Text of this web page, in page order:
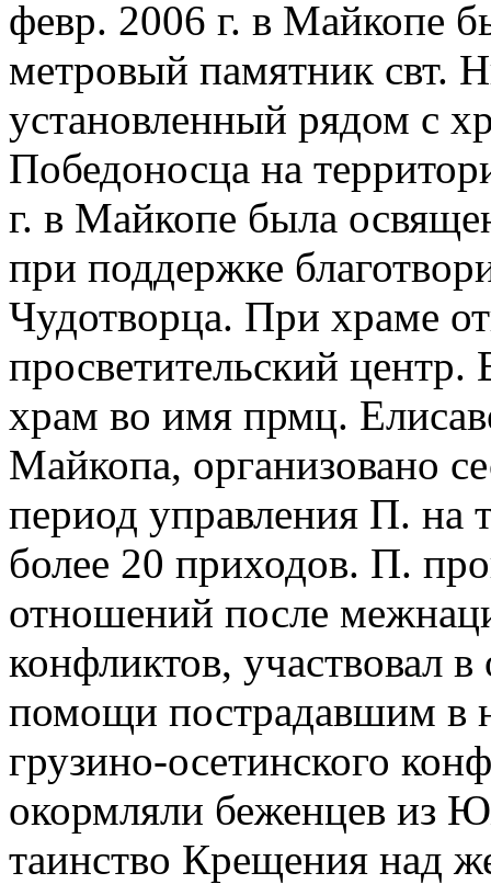
февр. 2006 г. в Майкопе
метровый памятник свт.
установленный рядом с
Победоносца на
г. в Майкопе была
при поддержке
Чудотворца. При храме
просветительский
храм во имя прмц.
Майкопа, организовано
период управления П. на
более 20 приходов. П.
отношений после
конфликтов, участвовал
помощи пострадавшим в
грузино-осетинского
окормляли беженцев из
таинство Крещения над